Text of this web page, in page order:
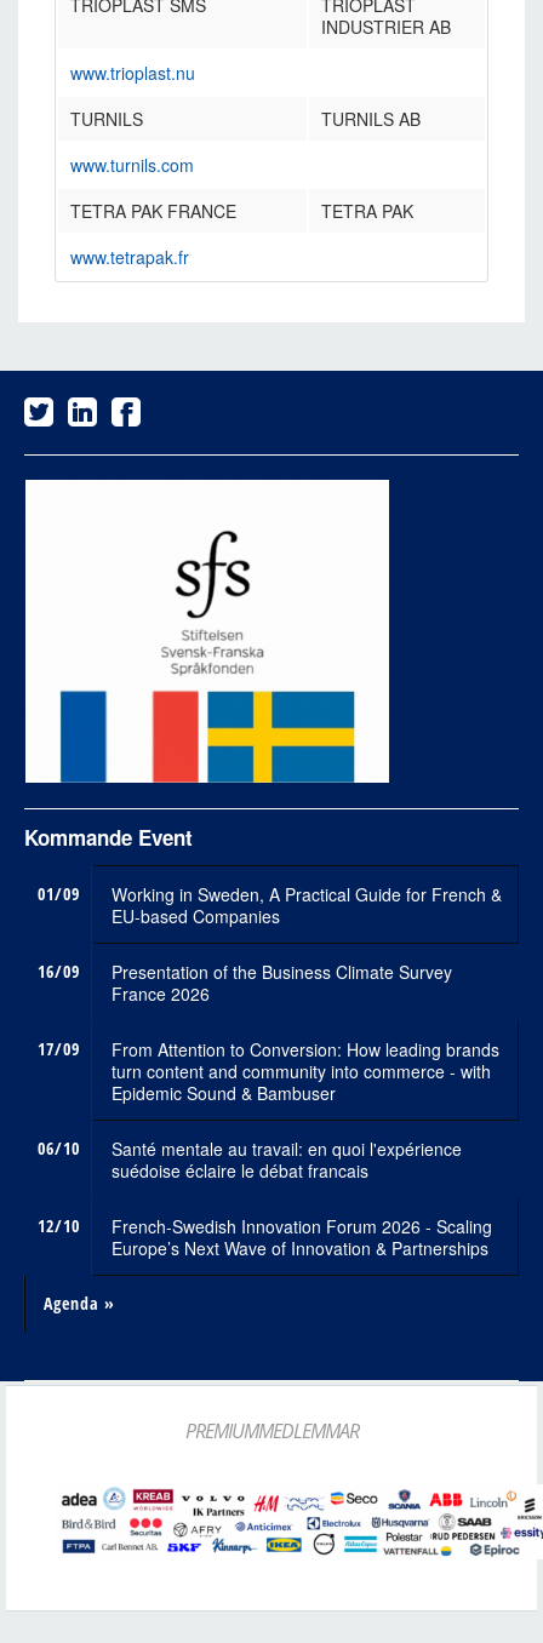
TRIOPLAST SMS
TRIOPLAST
INDUSTRIER AB
www.trioplast.nu
TURNILS
TURNILS AB
www.turnils.com
TETRA PAK FRANCE
TETRA PAK
www.tetrapak.fr
Kommande Event
01/09
Working in Sweden, A Practical Guide for French &
EU-based Companies
16/09
Presentation of the Business Climate Survey
France 2026
17/09
From Attention to Conversion: How leading brands
turn content and community into commerce - with
Epidemic Sound & Bambuser
06/10
Santé mentale au travail: en quoi l'expérience
suédoise éclaire le débat francais
12/10
French-Swedish Innovation Forum 2026 - Scaling
Europe’s Next Wave of Innovation & Partnerships
Agenda »
PREMIUMMEDLEMMAR